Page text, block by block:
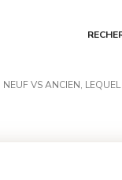
NEUF VS ANCIEN, LEQUEL